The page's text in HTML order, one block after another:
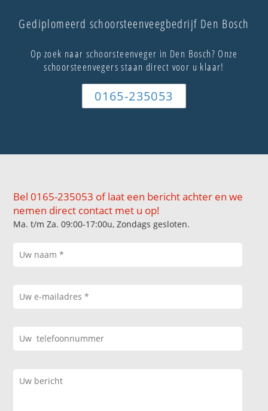
Gediplomeerd schoorsteenveegbedrijf Den Bosch
Op zoek naar schoorsteenveger in Den Bosch? Onze
schoorsteenvegers staan direct voor u klaar!
0165-235053
Bel 0165-235053 of laat een bericht achter en we
nemen direct contact met u op!
Ma. t/m Za. 09:00-17:00u, Zondags gesloten.